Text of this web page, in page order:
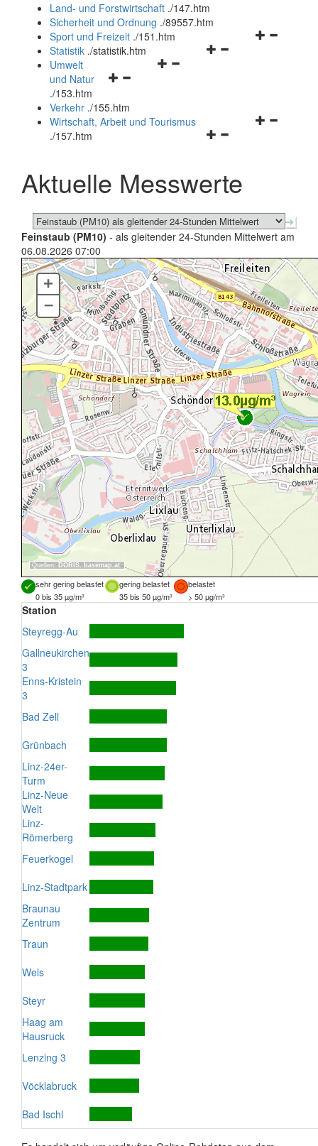
und
schließen
Land- und Forstwirtschaft ./147.htm
Sicherheit und Ordnung ./89557.htm
Navigationsmenü
Sport und Freizeit ./151.htm
Navigationsmenü
Statistik ./statistik.htm
Navigationsmenü
und
schließen
Umwelt
und Natur
./153.htm
Verkehr ./155.htm
Navigationsmenü
schließen
Wirtschaft, Arbeit und Tourismus
./157.htm
Aktuelle Messwerte
Feinstaub (PM10) - als gleitender 24-Stunden Mittelwert am
06.08.2026 07:00
Quellen: DORIS, basemap.at
+
–
sehr gering belastet gering belastet
belastet
0 bis 35 µg/m³
35 bis 50 µg/m³ > 50 µg/m³
Station
Steyregg-Au
Gallneukirchen
3
Enns-Kristein
3
Bad Zell
Grünbach
Linz-24er-
Turm
Linz-Neue
Welt
Linz-
Römerberg
Feuerkogel
Linz-Stadtpark
Braunau
Zentrum
Traun
Wels
Steyr
Haag am
Hausruck
Lenzing 3
Vöcklabruck
Bad Ischl